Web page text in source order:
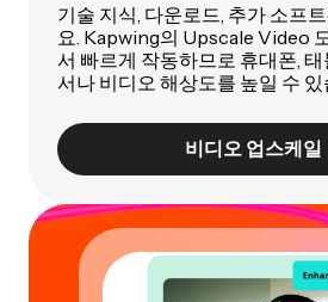
기술 지식, 다운로드, 추가 소프
요. Kapwing의 Upscale Video
서 빠르게 작동하므로 휴대폰,
서나 비디오 해상도를 높일 수 있
비디오 업스케일